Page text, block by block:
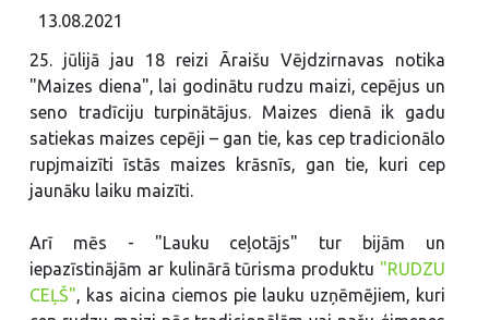
13.08.2021
25. jūlijā jau 18 reizi Āraišu Vējdzirnavas notika
"Maizes diena", lai godinātu rudzu maizi, cepējus un
seno tradīciju turpinātājus. Maizes dienā ik gadu
satiekas maizes cepēji – gan tie, kas cep tradicionālo
rupjmaizīti īstās maizes krāsnīs, gan tie, kuri cep
jaunāku laiku maizīti.
Arī mēs - "Lauku ceļotājs" tur bijām un
iepazīstinājām ar kulinārā tūrisma produktu "RUDZU
CEĻŠ", kas aicina ciemos pie lauku uzņēmējiem, kuri